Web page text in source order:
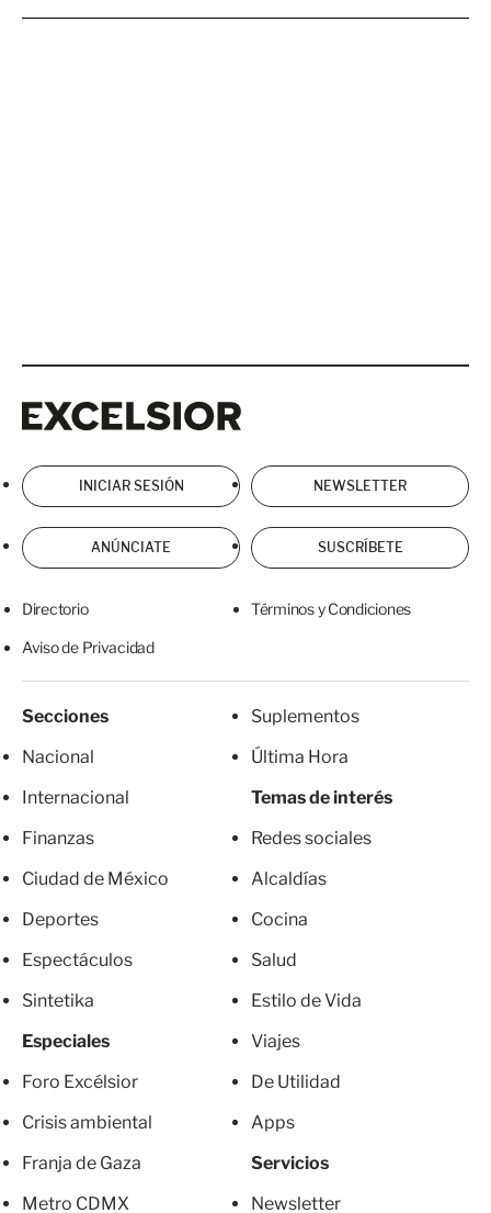
INICIAR SESIÓN NEWSLETTER
ANÚNCIATE SUSCRÍBETE
Directorio Términos y Condiciones
Aviso de Privacidad
Secciones
Nacional
Internacional
Finanzas
Ciudad de México
Deportes
Espectáculos
Sintetika
Especiales
Foro Excélsior
Crisis ambiental
Franja de Gaza
Metro CDMX
Suplementos
Última Hora
Temas de interés
Redes sociales
Alcaldías
Cocina
Salud
Estilo de Vida
Viajes
De Utilidad
Apps
Servicios
Newsletter